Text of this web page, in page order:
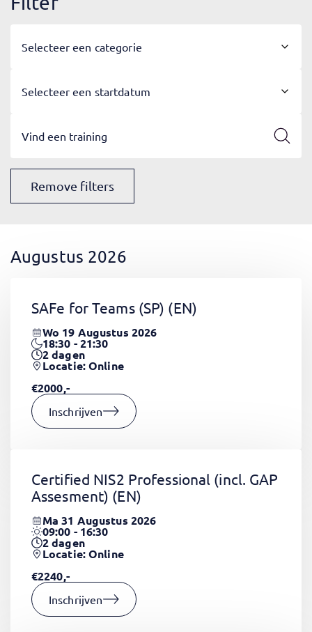
Selecteer een categorie
Selecteer een startdatum
Remove filters
Augustus 2026
SAFe for Teams (SP) (EN)
Wo 19 Augustus 2026
18:30 - 21:30
2dagen
Locatie: Online
€2000,-
Inschrijven
Certified NIS2 Professional (incl. GAP
Assesment) (EN)
Ma 31 Augustus 2026
09:00 - 16:30
2dagen
Locatie: Online
€2240,-
Inschrijven